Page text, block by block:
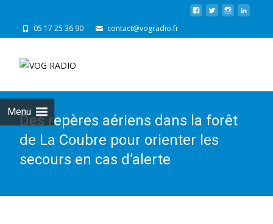
05 17 25 36 90 contact@vogradio.fr
Menu
Des repères aériens dans la forêt
de La Coubre pour orienter les
secours en cas d’alerte